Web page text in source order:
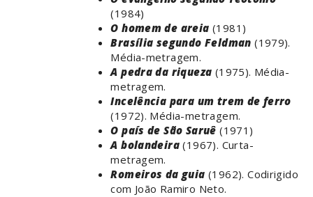
(1984)
O homem de areia (1981)
Brasília segundo Feldman (1979).
Média-metragem.
A pedra da riqueza (1975). Média-
metragem.
Incelência para um trem de ferro
(1972). Média-metragem.
O país de São Saruê (1971)
A bolandeira (1967). Curta-
metragem.
Romeiros da guia (1962). Codirigido
com João Ramiro Neto.